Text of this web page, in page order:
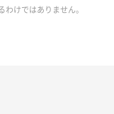
けではありません。